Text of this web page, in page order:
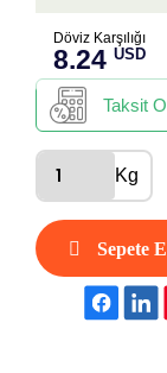
Döviz Karşılığı
8.24 USD
Taksit
Kg
Sepete